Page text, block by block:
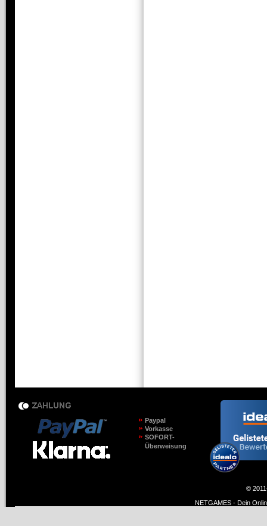
Paypal
Vorkasse
SOFORT-
Überweisung
©
NETGAMES - Dein